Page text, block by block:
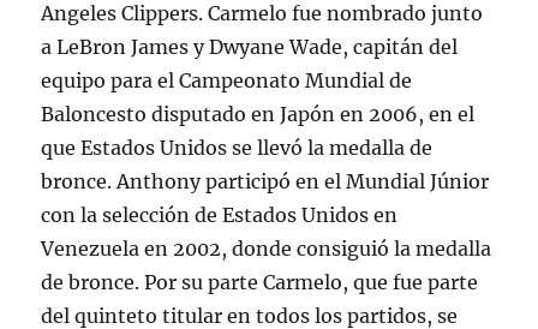
Angeles Clippers. Carmelo fue nombrado junto
a LeBron James y Dwyane Wade, capitán del
equipo para el Campeonato Mundial de
Baloncesto disputado en Japón en 2006, en el
que Estados Unidos se llevó la medalla de
bronce. Anthony participó en el Mundial Júnior
con la selección de Estados Unidos en
Venezuela en 2002, donde consiguió la medalla
de bronce. Por su parte Carmelo, que fue parte
del quinteto titular en todos los partidos, se